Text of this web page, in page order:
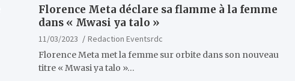
Florence Meta déclare sa flamme à la femme
dans « Mwasi ya talo »
11/03/2023
Redaction Eventsrdc
Florence Meta met la femme sur orbite dans son nouveau
titre « Mwasi ya talo »…